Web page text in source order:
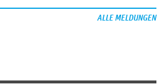
ALLE MELDUNGEN